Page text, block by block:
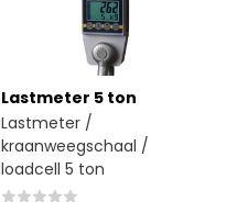
Lastmeter 5 ton
Lastmeter /
kraanweegschaal /
loadcell 5 ton